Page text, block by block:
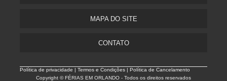
MAPA DO SITE
CONTATO
Política de privacidade |Termos e Condições | Política de Cancelamento
Copyright © FÉRIAS EM ORLANDO - Todos os direitos reservados